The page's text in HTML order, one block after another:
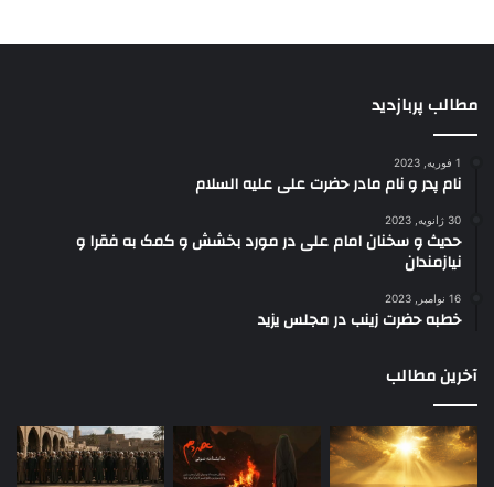
مطالب پربازدید
1 فوریه, 2023
نام پدر و نام مادر حضرت علی علیه السلام
30 ژانویه, 2023
حدیث و سخنان امام علی در مورد بخشش و کمک به فقرا و
نیازمندان
16 نوامبر, 2023
خطبه حضرت زینب در مجلس یزید
آخرین مطالب